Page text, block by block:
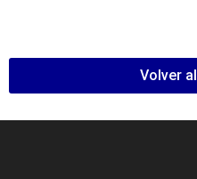
Volver